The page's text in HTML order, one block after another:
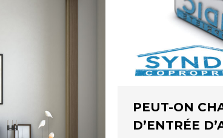
PEUT-ON
D’ENTRÉE